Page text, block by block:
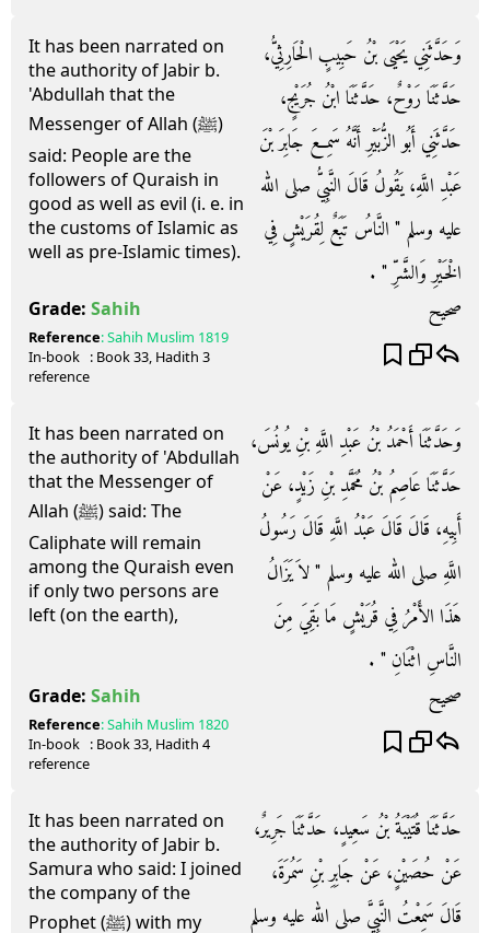
It has been narrated on
the authority of Jabir b.
'Abdullah that the
Messenger of Allah (ﷺ)
said: People are the
followers of Quraish in
good as well as evil (i. e. in
the customs of Islamic as
well as pre-Islamic times).
وَحَدَّثَنِي يَحْيَى بْنُ حَبِيبٍ الْحَارِثِيُّ،
حَدَّثَنَا رَوْحٌ، حَدَّثَنَا ابْنُ جُرَيْجٍ،
حَدَّثَنِي أَبُو الزُّبَيْرِ أَنَّهُ سَمِعَ جَابِرَ بْنَ
عَبْدِ اللَّهِ، يَقُولُ قَالَ النَّبِيُّ صلى الله
عليه وسلم ‏"‏ النَّاسُ تَبَعٌ لِقُرَيْشٍ فِي
الْخَيْرِ وَالشَّرِّ ‏"‏ ‏.‏
Grade: Sahih صحيح
Reference:Sahih Muslim 1819
In-book
reference
: Book33, Hadith 3
It has been narrated on
the authority of 'Abdullah
that the Messenger of
Allah (ﷺ) said: The
Caliphate will remain
among the Quraish even
if only two persons are
left (on the earth),
وَحَدَّثَنَا أَحْمَدُ بْنُ عَبْدِ اللَّهِ بْنِ يُونُسَ،
حَدَّثَنَا عَاصِمُ بْنُ مُحَمَّدِ بْنِ زَيْدٍ، عَنْ
أَبِيهِ، قَالَ قَالَ عَبْدُ اللَّهِ قَالَ رَسُولُ
اللَّهِ صلى الله عليه وسلم ‏"‏ لاَ يَزَالُ
هَذَا الأَمْرُ فِي قُرَيْشٍ مَا بَقِيَ مِنَ
النَّاسِ اثْنَانِ ‏"‏ ‏.‏
Grade: Sahih صحيح
Reference:Sahih Muslim 1820
In-book
reference
: Book33, Hadith 4
It has been narrated on
the authority of Jabir b.
Samura who said: I joined
the company of the
Prophet (ﷺ) with my
حَدَّثَنَا قُتَيْبَةُ بْنُ سَعِيدٍ، حَدَّثَنَا جَرِيرٌ،
عَنْ حُصَيْنٍ، عَنْ جَابِرِ بْنِ سَمُرَةَ،
قَالَ سَمِعْتُ النَّبِيَّ صلى الله عليه وسلم